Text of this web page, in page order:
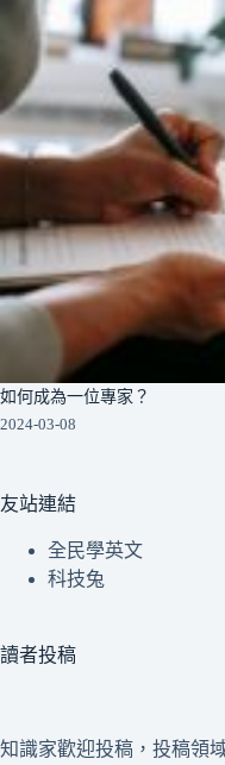
如何成為一位專家？
2024-03-08
友站連結
全民學英文
科技兔
讀者投稿
知識家歡迎投稿，投稿領